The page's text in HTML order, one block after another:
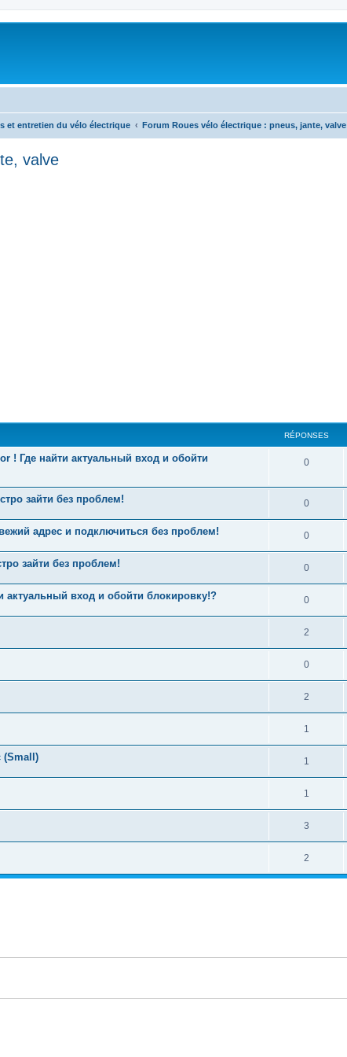
et entretien du vélo électrique Forum Roues vélo électrique : pneus, jante, valve
valve
RÉPONSES
! Где найти актуальный вход и обойти
0
зайти без проблем! 0
адрес и подключиться без проблем! 0
зайти без проблем! 0
вход и обойти блокировку!? 0
2
0
2
1
(Small) 1
1
3
2